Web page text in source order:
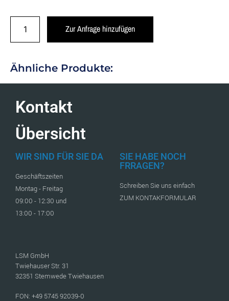
Zur Anfrage hinzufügen
Ähnliche Produkte:
Kontakt
Übersicht
WIR SIND FÜR SIE DA
Geschäftszeiten
Montag - Freitag
09:00 - 12:30 und
13:00 - 17:00
LSM GmbH
Twiehauser Str. 31
32351 Stemwede Twiehausen
FON: +49 5745 92039-0
SIE HABE NOCH
FRRAGEN?
Schreiben Sie uns einfach
ZUM KONTAKFORMULAR